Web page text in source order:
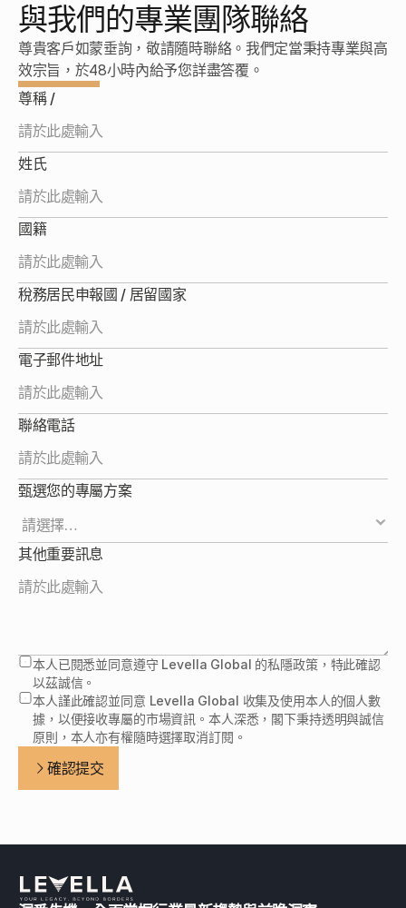
是的。此項目旨在體現高度的靈活性，容許您在單一申請
中，攜同配偶及21歲以下未婚子女，共同尊享此專屬規
劃。
我們秉持高度專業，以嚴謹的結構分析與風險控管深耕
EB-5 領域。從精準評估優質項目，到全程伴隨您走過每
與我們的專業團隊聯絡
尊貴客戶如蒙垂詢，敬請隨時聯絡。我們定當秉持專業與高
效宗旨，於48小時內給予您詳盡答覆。
尊稱 /
姓氏
國籍
稅務居民申報國 / 居留國家
電子郵件地址
聯絡電話
甄選您的專屬方案
其他重要訊息
本人已閱悉並同意遵守 Levella Global 的私隱政策，特此確認
以茲誠信。
本人謹此確認並同意 Levella Global 收集及使用本人的個人數
據，以便接收專屬的市場資訊。本人深悉，閣下秉持透明與誠信
原則，本人亦有權隨時選擇取消訂閱。
確認提交